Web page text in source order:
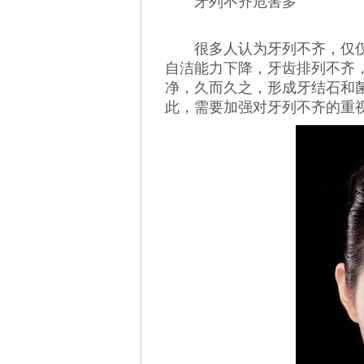
很多人认为牙列不齐，仅仅
自洁能力下降，牙齿排列不齐
净，久而久之，形成牙结石和
此，需要加强对牙列不齐的重